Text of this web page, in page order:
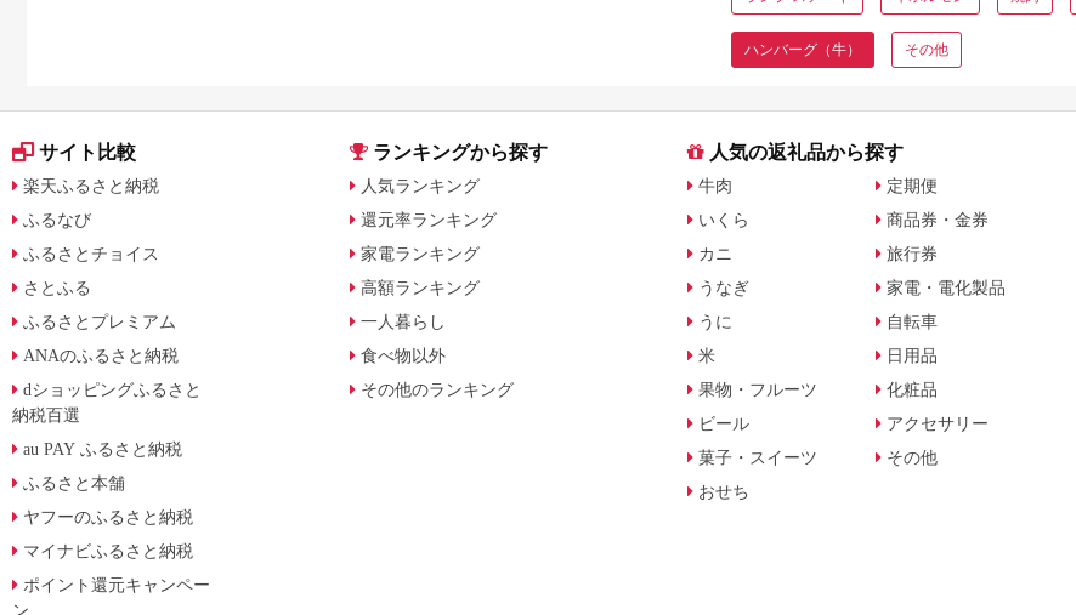
ハンバーグ（牛） その他
サイト比較
楽天ふるさと納税
ふるなび
ふるさとチョイス
さとふる
ふるさとプレミアム
ANAのふるさと納税
dショッピングふるさと
納税百選
au PAY ふるさと納税
ふるさと本舗
ヤフーのふるさと納税
マイナビふるさと納税
ポイント還元キャンペー
ン
ランキングから探す
人気ランキング
還元率ランキング
家電ランキング
高額ランキング
一人暮らし
食べ物以外
その他のランキング
人気の返礼品から探す
牛肉
いくら
カニ
うなぎ
うに
米
果物・フルーツ
ビール
菓子・スイーツ
おせち
定期便
商品券・金券
旅行券
家電・電化製品
自転車
日用品
化粧品
アクセサリー
その他